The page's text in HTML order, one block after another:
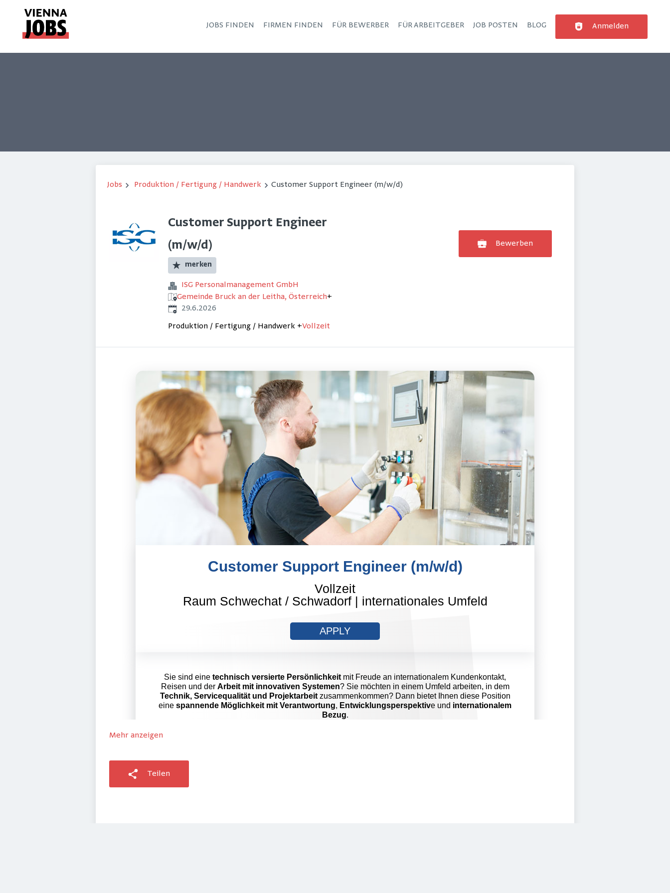
JOBS FINDEN FIRMEN FINDEN FÜR BEWERBER FÜR ARBEITGEBER JOB POSTEN BLOG Anmelden
Jobs Produktion / Fertigung / Handwerk Customer Support Engineer (m/w/d)
Customer Support Engineer
(m/w/d)
merken
ISG Personalmanagement GmbH
Gemeinde Bruck an der Leitha, Österreich+
Veröffentlicht
29.6.2026
Produktion / Fertigung / Handwerk +Vollzeit
Bewerben
Mehr anzeigen
Teilen